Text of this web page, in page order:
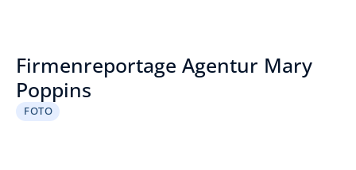
Firmenreportage Agentur Mary
Poppins
FOTO